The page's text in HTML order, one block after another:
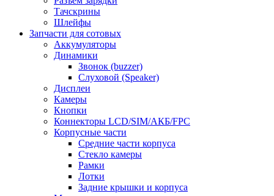
Тачскрины
Шлейфы
Запчасти для сотовых
Аккумуляторы
Динамики
Звонок (buzzer)
Слуховой (Speaker)
Дисплеи
Камеры
Кнопки
Коннекторы LCD/SIM/АКБ/FPC
Корпусные части
Средние части корпуса
Стекло камеры
Рамки
Лотки
Задние крышки и корпуса